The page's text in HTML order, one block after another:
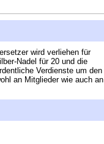
wird verliehen für
Nadel für 20 und die
Verdienste um den
an Mitglieder wie auch an